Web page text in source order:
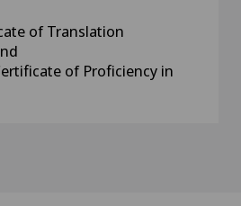
of Translation
of Proficiency in